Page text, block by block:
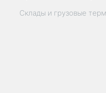
Склады и грузовые